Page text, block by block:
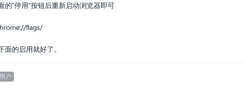
”停用”按钮后重新启动浏览器即可
flags/
的启用就好了。
户